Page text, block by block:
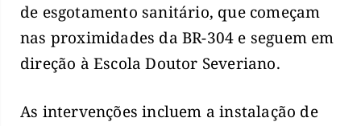
de esgotamento sanitário, que começam
nas proximidades da BR-304 e seguem em
direção à Escola Doutor Severiano.
As intervenções incluem a instalação de